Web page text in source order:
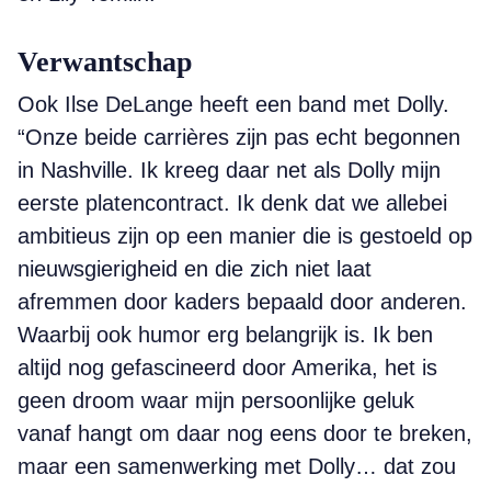
Verwantschap
Ook Ilse DeLange heeft een band met Dolly.
“Onze beide carrières zijn pas echt begonnen
in Nashville. Ik kreeg daar net als Dolly mijn
eerste platencontract. Ik denk dat we allebei
ambitieus zijn op een manier die is gestoeld op
nieuwsgierigheid en die zich niet laat
afremmen door kaders bepaald door anderen.
Waarbij ook humor erg belangrijk is. Ik ben
altijd nog gefascineerd door Amerika, het is
geen droom waar mijn persoonlijke geluk
vanaf hangt om daar nog eens door te breken,
maar een samenwerking met Dolly… dat zou